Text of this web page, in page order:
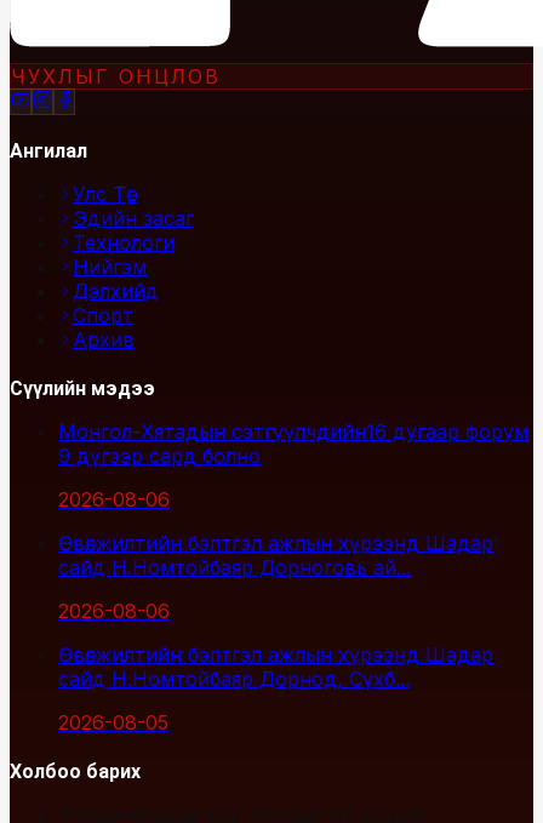
ЧУХЛЫГ ОНЦЛОВ
Ангилал
Улс Төр
Эдийн засаг
Технологи
Нийгэм
Дэлхийд
Спорт
Архив
Сүүлийн мэдээ
Монгол-Хятадын сэтгүүлчдийн16 дугаар форум
9 дүгээр сард болно
2026-08-06
Өвөлжилтийн бэлтгэл ажлын хүрээнд Шадар
сайд Н.Номтойбаяр Дорноговь ай...
2026-08-06
Өвөлжилтийн бэлтгэл ажлын хүрээнд Шадар
сайд Н.Номтойбаяр Дорнод, Сүхб...
2026-08-05
Холбоо барих